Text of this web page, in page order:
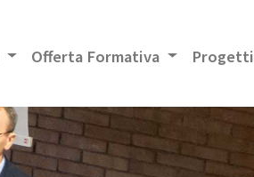
Offerta Formativa Progetti